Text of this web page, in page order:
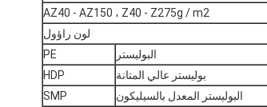
AZ40 - AZ150 ، Z40 - Z275g / m2
لون راؤول
البوليستر
PE
بوليستر عالي المتانة
HDP
البوليستر المعدل بالسيليكون
SMP